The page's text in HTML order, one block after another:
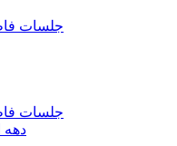
جلسات فاطمیه دوم 95 -
جلسات فاطميه دوم 94 -
دهه اول